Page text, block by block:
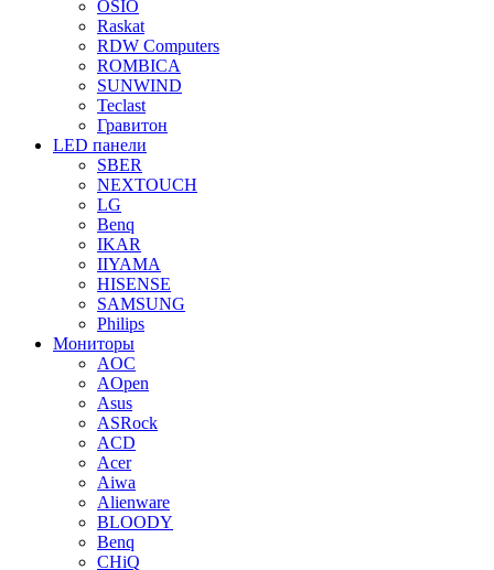
OSIO
Raskat
RDW Computers
ROMBICA
SUNWIND
Teclast
Гравитон
LED панели
SBER
NEXTOUCH
LG
Benq
IKAR
IIYAMA
HISENSE
SAMSUNG
Philips
Мониторы
AOC
AOpen
Asus
ASRock
ACD
Acer
Aiwa
Alienware
BLOODY
Benq
CHiQ